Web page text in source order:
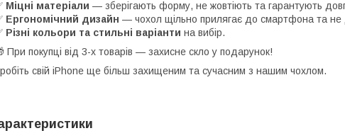
Міцні матеріали — зберігають форму, не жовтіють та гарантують
Ергономічний дизайн — чохол щільно прилягає до смартфона та не
Різні кольори та стильні варіанти на вибір.
При покупці від 3-х товарів — захисне скло у подарунок!
свій iPhone ще більш захищеним та сучасним з нашим чохлом.